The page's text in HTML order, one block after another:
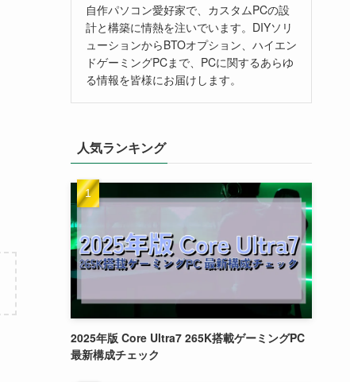
自作パソコン愛好家で、カスタムPCの設
計と構築に情熱を注いでいます。DIYソリ
ューションからBTOオプション、ハイエン
ドゲーミングPCまで、PCに関するあらゆ
る情報を皆様にお届けします。
人気ランキング
2025年版 Core Ultra7 265K搭載ゲーミングPC
最新構成チェック